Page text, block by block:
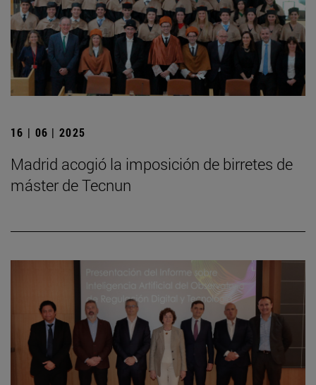
16 | 06 | 2025
Madrid acogió la imposición de birretes de
máster de Tecnun